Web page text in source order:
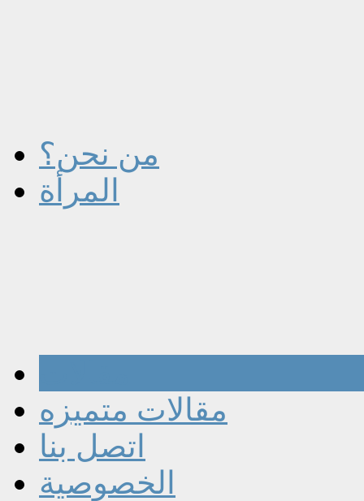
من نحن؟
المرأة
مقالات متميزه
اتصل بنا
الخصوصية